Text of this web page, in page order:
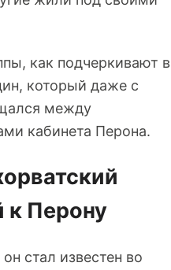
как подчеркивают в
который даже с
между
кабинета Перона.
к Перону
стал известен во